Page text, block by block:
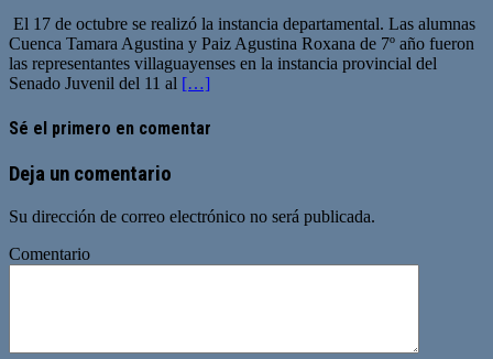
El 17 de octubre se realizó la instancia departamental. Las alumnas
Cuenca Tamara Agustina y Paiz Agustina Roxana de 7º año fueron
las representantes villaguayenses en la instancia provincial del
Senado Juvenil del 11 al […]
Sé el primero en comentar
Deja un comentario
Su dirección de correo electrónico no será publicada.
Comentario